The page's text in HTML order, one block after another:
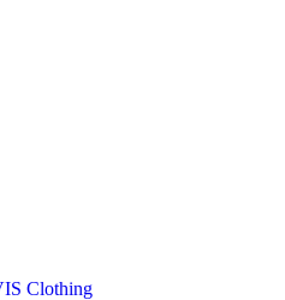
Clothing